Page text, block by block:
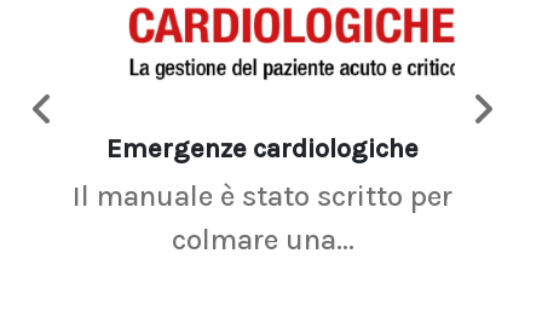
Emergenze cardiologiche
Il manuale è stato scritto per
colmare una...